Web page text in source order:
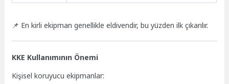
📌 En kirli ekipman genellikle eldivendir, bu yüzden ilk çıkarılır.
KKE Kullanımının Önemi
Kişisel koruyucu ekipmanlar: